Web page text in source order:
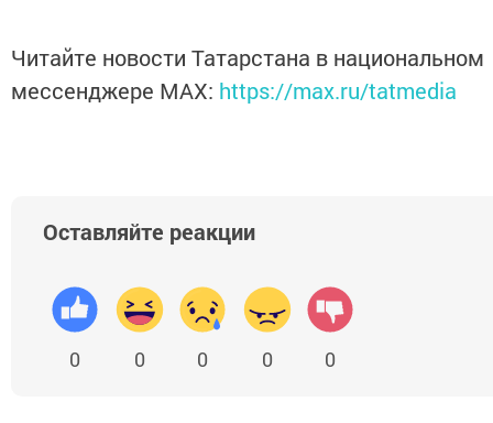
Читайте новости Татарстана в национальном
мессенджере MАХ: https://max.ru/tatmedia
Оставляйте реакции
0 0 0 0 0